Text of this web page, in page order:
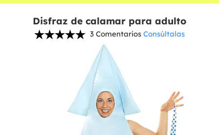
Disfraz de calamar para adulto
3 Comentarios Consúltalas